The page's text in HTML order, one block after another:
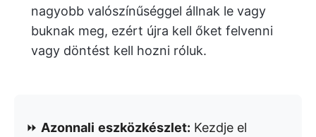
nagyobb valószínűséggel állnak le vagy
buknak meg, ezért újra kell őket felvenni
vagy döntést kell hozni róluk.
⏩ Azonnali eszközkészlet: Kezdje el